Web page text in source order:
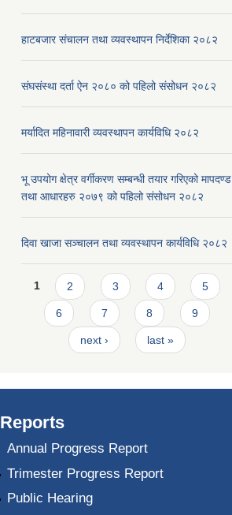
हाटबजार संचालन तथा व्यवस्थापन निर्देशिका २०८२
संघसंस्था दर्ता ऐन २०८० को पहिलो संसोधन २०८२
मर्यादित महिनावारी व्यवस्थापन कार्यविधि २०८२
भू उपयोग क्षेत्र वर्गीकरण सम्बन्धी तयार गरिएको मापदण्ड
तथा आधारहरु २०७९ को पहिलो संसोधन २०८२
दिवा खाजा सञ्चालन तथा व्यवस्थापन कार्यविधि २०८२
Pages
1 2 3 4 5
6 7 8 9
next › last »
Reports
Annual Progress Report
Trimester Progress Report
Public Hearing